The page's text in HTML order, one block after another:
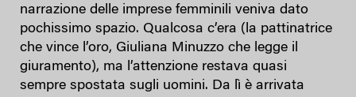
narrazione delle imprese femminili veniva dato
pochissimo spazio. Qualcosa c’era (la pattinatrice
che vince l’oro, Giuliana Minuzzo che legge il
giuramento), ma l’attenzione restava quasi
sempre spostata sugli uomini. Da lì è arrivata